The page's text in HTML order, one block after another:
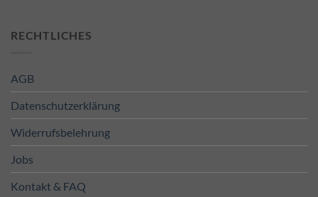
RECHTLICHES
AGB
Datenschutzerklärung
Widerrufsbelehrung
Jobs
Kontakt & FAQ